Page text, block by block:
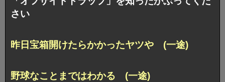
さい
昨日宝箱開けたらかかったヤツや (一途)
野球なことまではわかる (一途)